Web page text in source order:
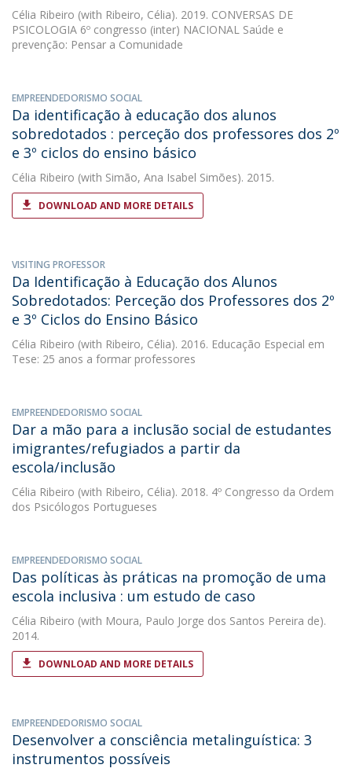
Célia Ribeiro (with Ribeiro, Célia). 2019. CONVERSAS DE
PSICOLOGIA 6º congresso (inter) NACIONAL Saúde e
prevenção: Pensar a Comunidade
EMPREENDEDORISMO SOCIAL
Da identificação à educação dos alunos
sobredotados : perceção dos professores dos 2º
e 3º ciclos do ensino básico
Célia Ribeiro (with Simão, Ana Isabel Simões). 2015.
DOWNLOAD AND MORE DETAILS
VISITING PROFESSOR
Da Identificação à Educação dos Alunos
Sobredotados: Perceção dos Professores dos 2º
e 3º Ciclos do Ensino Básico
Célia Ribeiro (with Ribeiro, Célia). 2016. Educação Especial em
Tese: 25 anos a formar professores
EMPREENDEDORISMO SOCIAL
Dar a mão para a inclusão social de estudantes
imigrantes/refugiados a partir da
escola/inclusão
Célia Ribeiro (with Ribeiro, Célia). 2018. 4º Congresso da Ordem
dos Psicólogos Portugueses
EMPREENDEDORISMO SOCIAL
Das políticas às práticas na promoção de uma
escola inclusiva : um estudo de caso
Célia Ribeiro (with Moura, Paulo Jorge dos Santos Pereira de).
2014.
DOWNLOAD AND MORE DETAILS
EMPREENDEDORISMO SOCIAL
Desenvolver a consciência metalinguística: 3
instrumentos possíveis